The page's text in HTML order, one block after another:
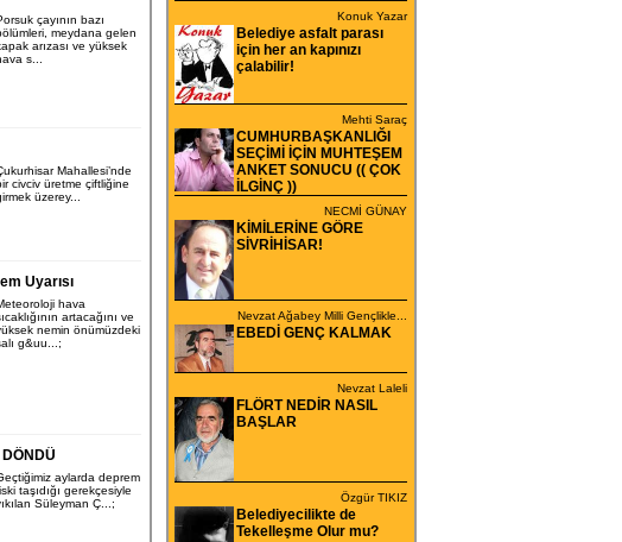
çayının bazı
meydana gelen
arızası ve yüksek
s...
Mahallesi’nde
civciv üretme çiftliğine
üzerey...
Uyarısı
hava
artacağını ve
nemin önümüzdeki
g&uu...;
aylarda deprem
taşıdığı gerekçesiyle
Süleyman Ç...;
Konuk Yazar
Belediye asfalt parası
için her an kapınızı
çalabilir!
Mehti Saraç
CUMHURBAŞKANLIĞI
SEÇİMİ İÇİN MUHTEŞEM
ANKET SONUCU (( ÇOK
İLGİNÇ ))
NECMİ GÜNAY
KİMİLERİNE GÖRE
SİVRİHİSAR!
Nevzat Ağabey Milli Gençlikle...
EBEDİ GENÇ KALMAK
Nevzat Laleli
FLÖRT NEDİR NASIL
BAŞLAR
Özgür TIKIZ
Belediyecilikte de
Tekelleşme Olur mu?